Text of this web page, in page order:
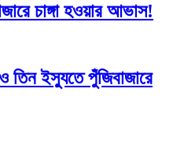
চাঙ্গা হওয়ার আভাস!
তিন ইস্যুতে পুঁজিবাজারে